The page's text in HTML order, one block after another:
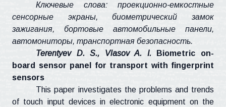
Ключевые слова: проекционно-емкостные
сенсорные экраны, биометрический замок
зажигания, бортовые автомобильные панели,
автомониторы, транспортная безопасность.
TerentyevD. S., VlasovA. I.
Biometric on-
board sensor panel for transport with fingerprint
sensors
This paper investigates the problems and trends
of touch input devices in electronic equipment on the